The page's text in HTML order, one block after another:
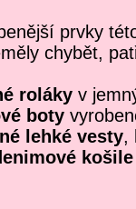
prvky
chybět,
roláky v
boty
lehké vesty,
košile